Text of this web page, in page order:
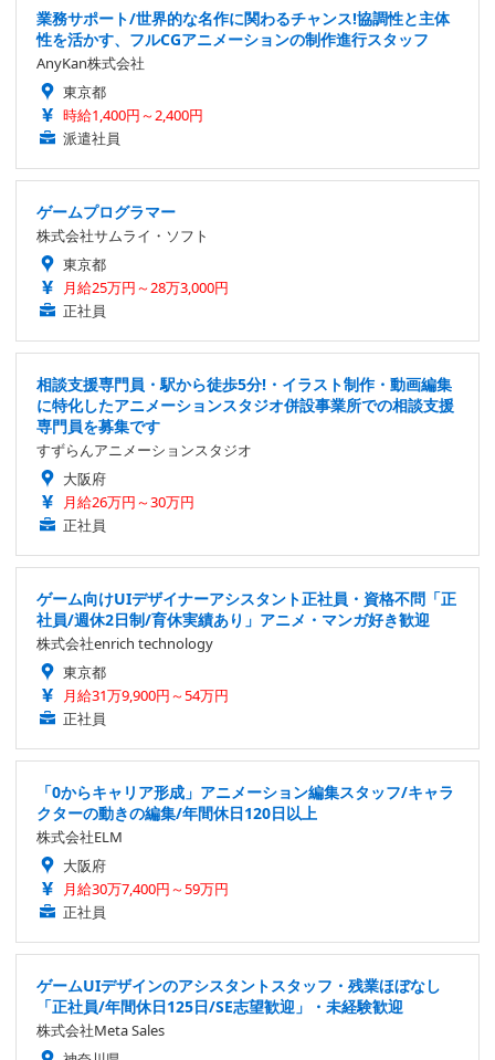
業務サポート/世界的な名作に関わるチャンス!協調性と主体
性を活かす、フルCGアニメーションの制作進行スタッフ
AnyKan株式会社
東京都
時給1,400円～2,400円
派遣社員
ゲームプログラマー
株式会社サムライ・ソフト
東京都
月給25万円～28万3,000円
正社員
相談支援専門員・駅から徒歩5分!・イラスト制作・動画編集
に特化したアニメーションスタジオ併設事業所での相談支援
専門員を募集です
すずらんアニメーションスタジオ
大阪府
月給26万円～30万円
正社員
ゲーム向けUIデザイナーアシスタント正社員・資格不問「正
社員/週休2日制/育休実績あり」アニメ・マンガ好き歓迎
株式会社enrich technology
東京都
月給31万9,900円～54万円
正社員
「0からキャリア形成」アニメーション編集スタッフ/キャラ
クターの動きの編集/年間休日120日以上
株式会社ELM
大阪府
月給30万7,400円～59万円
正社員
ゲームUIデザインのアシスタントスタッフ・残業ほぼなし
「正社員/年間休日125日/SE志望歓迎」・未経験歓迎
株式会社Meta Sales